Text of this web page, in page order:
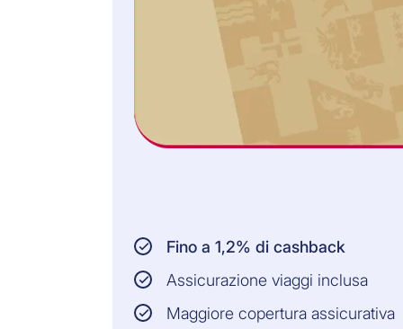
Fino a 1,2% di cashback
Assicurazione viaggi inclusa
Maggiore copertura assicurativa